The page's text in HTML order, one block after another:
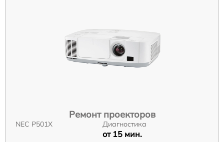
Ремонт проекторов
NEC P501X Диагностика
от 15 мин.